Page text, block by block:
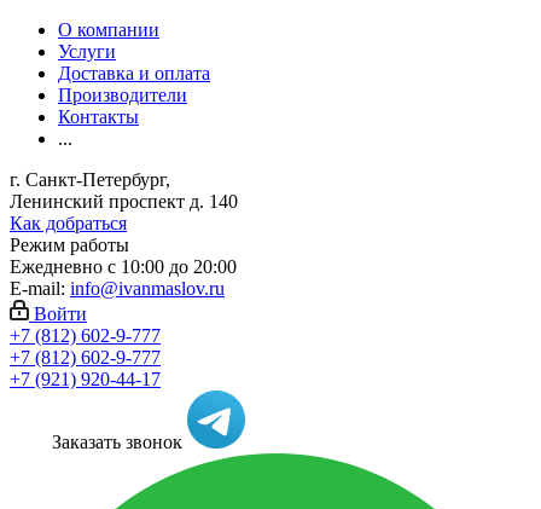
О компании
Услуги
Доставка и оплата
Производители
Контакты
...
г. Санкт-Петербург,
Ленинский проспект д. 140
Как добраться
Режим работы
Ежедневно с 10:00 до 20:00
E-mail: info@ivanmaslov.ru
Войти
+7 (812) 602-9-777
+7 (812) 602-9-777
+7 (921) 920-44-17
Заказать звонок